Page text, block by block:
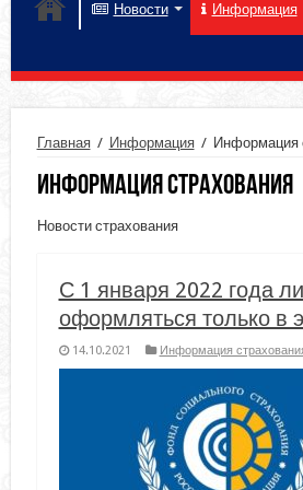
Новости Информация
Главная / Информация / Информация
Информация страхования
Новости страхования
С 1 января 2022 года
оформляться только в
14.10.2021 Информация